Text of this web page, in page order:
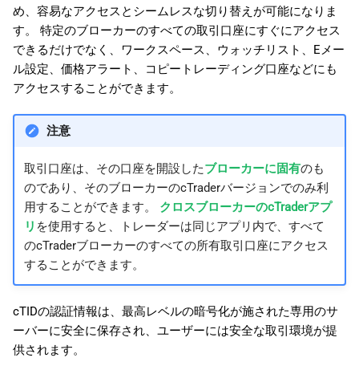
め、容易なアクセスとシームレスな切り替えが可能になりま
す。 特定のブローカーのすべての取引口座にすぐにアクセス
できるだけでなく、ワークスペース、ウォッチリスト、Eメー
ル設定、価格アラート、コピートレーディング口座などにも
アクセスすることができます。
注意
取引口座は、その口座を開設したブローカーに固有のも
のであり、そのブローカーのcTraderバージョンでのみ利
用することができます。 クロスブローカーのcTraderアプ
リ を使用すると、トレーダーは同じアプリ内で、すべて
のcTraderブローカーのすべての所有取引口座にアクセス
することができます。
cTIDの認証情報は、最高レベルの暗号化が施された専用のサ
ーバーに安全に保存され、ユーザーには安全な取引環境が提
供されます。